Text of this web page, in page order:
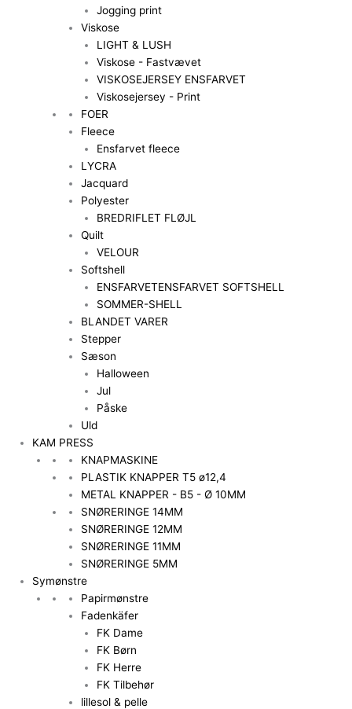
Jogging print
Viskose
LIGHT & LUSH
Viskose - Fastvævet
VISKOSEJERSEY ENSFARVET
Viskosejersey - Print
FOER
Fleece
Ensfarvet fleece
LYCRA
Jacquard
Polyester
BREDRIFLET FLØJL
Quilt
VELOUR
Softshell
ENSFARVETENSFARVET SOFTSHELL
SOMMER-SHELL
BLANDET VARER
Stepper
Sæson
Halloween
Jul
Påske
Uld
KAM PRESS
KNAPMASKINE
PLASTIK KNAPPER T5 ø12,4
METAL KNAPPER - B5 - Ø 10MM
SNØRERINGE 14MM
SNØRERINGE 12MM
SNØRERINGE 11MM
SNØRERINGE 5MM
Symønstre
Papirmønstre
Fadenkäfer
FK Dame
FK Børn
FK Herre
FK Tilbehør
lillesol & pelle